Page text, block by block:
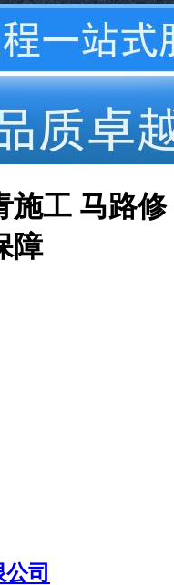
施工 马路修
障
司